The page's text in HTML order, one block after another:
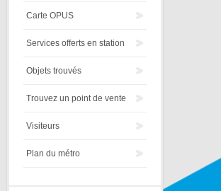
Carte OPUS
Services offerts en station
Objets trouvés
Trouvez un point de vente
Visiteurs
Plan du métro